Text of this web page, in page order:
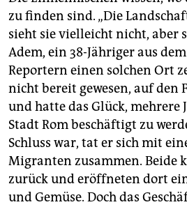
zu finden sind. „Die
sieht sie vielleicht nicht, aber
Adem, ein 38-Jähriger aus
Reportern einen solchen Ort
nicht bereit gewesen, auf den
und hatte das Glück, mehrere
Stadt Rom beschäftigt zu
Schluss war, tat er sich mit
Migranten zusammen. Beide
zurück und eröffneten dort
und Gemüse. Doch das